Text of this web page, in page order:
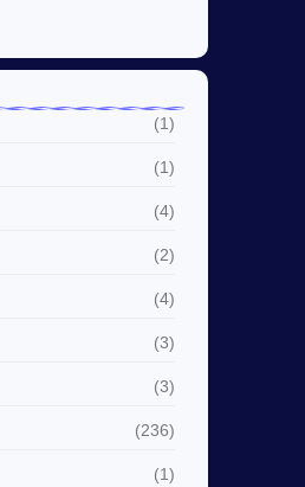
(1)
(1)
(4)
(2)
(4)
(3)
(3)
(236)
(1)